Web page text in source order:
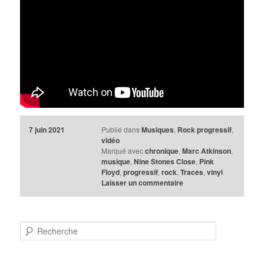
7 juin 2021 Publié dans Musiques, Rock progressif,
vidéo
Marqué avec chronique, Marc Atkinson,
musique, Nine Stones Close, Pink
Floyd, progressif, rock, Traces, vinyl
Laisser un commentaire
e